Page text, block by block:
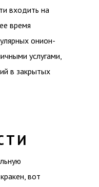
входить на
время
онион-
услугами,
в закрытых
вот